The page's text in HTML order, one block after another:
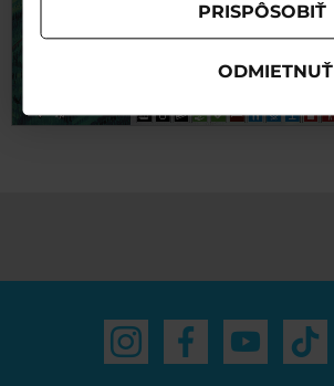
PRISPÔSOBIŤ
ODMIETNUŤ